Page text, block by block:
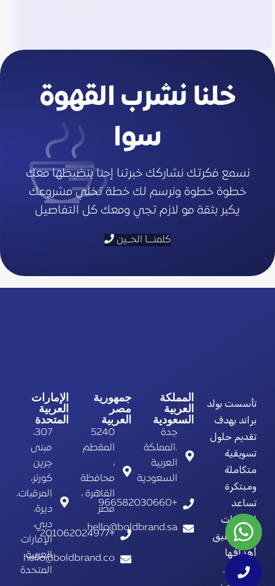
Awlad Mahmoud Group
خلنا نشرب القهوة
سوا
نسمع فكرتك نشاركك خبرتنا إحنا بنضبطها معك
خطوة خطوة ونرسم لك خطة تخلي مشروعك
يكبر بثقة مو لازم تجي ومعك كل التفاصيل
كلمنـــا الحــين
تأسست بولد
براند بهدف
تقديم حلول
تسويقية
متكاملة
ومبتكرة
تساعد
الشركات
على تحقيق
أهدافها
التجارية.
المملكة
العربية
السعودية
جدة
.المملكة
العربية
السعودية
+966582030660
hello@boldbrand.sa
جمهورية
مصر
العربية
5240
المقطم
،
محافظة
القاهرة ،
مصر
+201062024977
hello@boldbrand.co
الإمارات
العربية
المتحدة
307،
مبنى
جرين
كورنر،
المرقبات،
ديرة،
دبي،
الإمارات
العربية
المتحدة